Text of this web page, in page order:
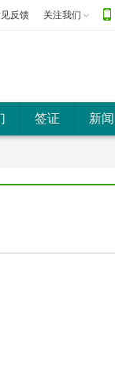
反馈 关注我们
签证 新闻